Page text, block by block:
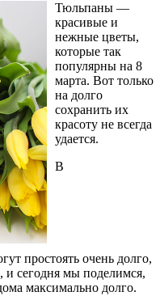
Тюльпаны —
красивые и
нежные цветы,
которые так
популярны на 8
марта. Вот только
на долго
сохранить их
красоту не всегда
удается.
В
простоять очень долго,
и сегодня мы поделимся,
максимально долго.